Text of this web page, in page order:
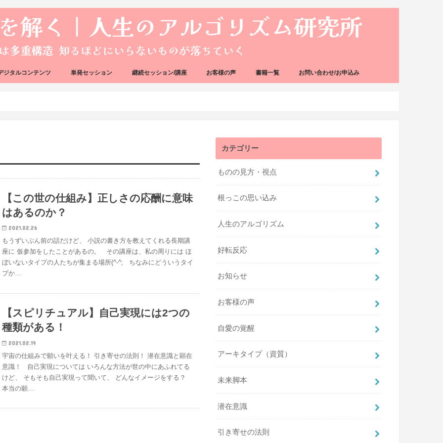
ジタルコンテンツ 単発セッション 継続セッション/講座 お客様の声 書籍一覧 お問い合わせ/お申込み
【この世の仕組み】正しさの応酬に意味
はあるのか？
2021.02.26
もうずいぶん前の話だけど、 小説の書き方を教えてくれる長期講
座に 仮参加をしたことがあるの。 その講座は、私の周りには ほ
ぼいないタイプの人たちが集まる場所(^-^; ちなみにどういうタイ
プか…
【スピリチュアル】自己実現には2つの
種類がある！
2021.02.19
宇宙の仕組みで願いを叶える！ 引き寄せの法則！ 潜在意識と顕在
意識！ 自己実現については いろんな方法が世の中にあふれてる
けど、 そもそも自己実現って聞いて、 どんなイメージをする？
本当の願…
カテゴリー
ものの見方・視点
根っこの思い込み
人生のアルゴリズム
好転反応
お知らせ
お客様の声
自愛の覚醒
アーキタイプ（資質）
未来脚本
潜在意識
引き寄せの法則